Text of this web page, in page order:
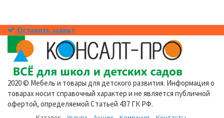
Оставить заявку
2020 © Мебель и товары для детского развития. Информация о
товарах носит справочный характер и не является публичной
офертой, определяемой Статьей 437 ГК РФ.